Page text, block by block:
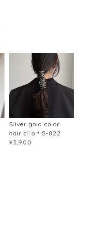
Silver gold color
hair clip＊S-822
¥3,900